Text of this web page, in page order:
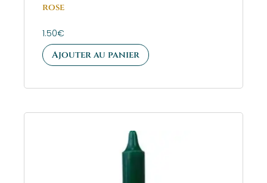
rose
1.50€
Ajouter au panier